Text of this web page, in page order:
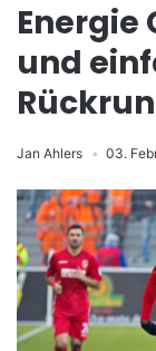
und
Jan Ahlers 03.